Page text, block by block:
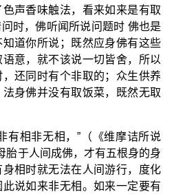
声香味触法，看来如来是有取
时，佛听闻所说问题时 佛也是
道你所说；既然应身佛有这些
意，就不该说一切皆舍，所以
还同时有个非取的；众生供养
身佛并没有取饭菜，既然无取
有相非无相，”（《维摩诘所说
胎于人间成佛，才有五根身的身
相时就无法在人间游行，度化
说如来非无相。如来一定要有